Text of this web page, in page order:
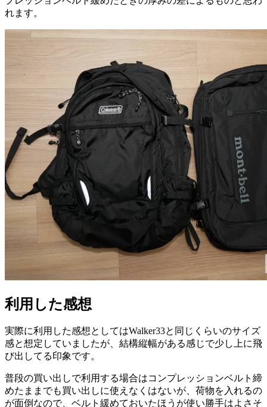
れます。
利用した感想
実際に利用した感想としてはWalker33と同じくらいのサイズ
感と想定していましたが、結構縦幅がある感じで少し上に飛
び出してる印象です。
普段の買い出しで利用する場合はコンプレッションベルト締
めたままでも買い出しに使えなくはないが、荷物を入れるの
が面倒なので、ベルト緩めておいたほうが使い勝手はよさそ